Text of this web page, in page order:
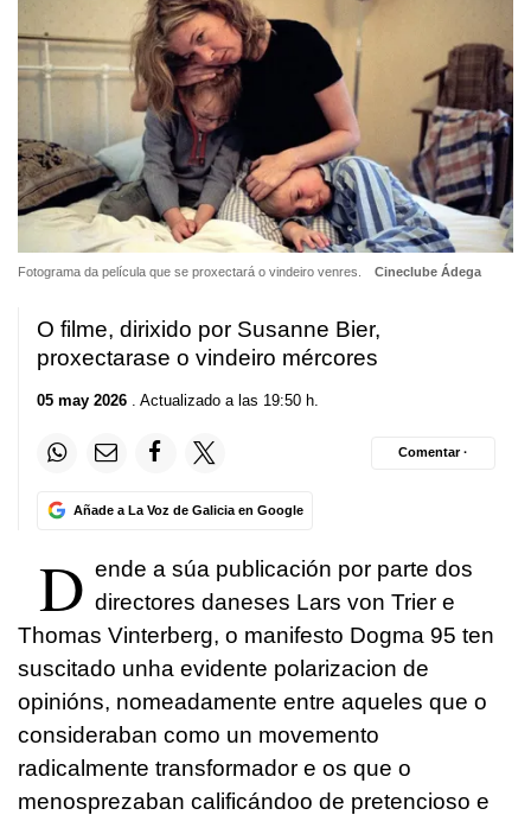
Fotograma da película que se proxectará o vindeiro venres. Cineclube Ádega
O filme, dirixido por Susanne Bier,
proxectarase o vindeiro mércores
05 may 2026 . Actualizado a las 19:50 h.
Añade a La Voz de Galicia en Google
Comentar ·
D ende a súa publicación por parte dos
directores daneses Lars von Trier e
Thomas Vinterberg, o manifesto Dogma 95 ten
suscitado unha evidente polarizacion de
opinións, nomeadamente entre aqueles que o
consideraban como un movemento
radicalmente transformador e os que o
menosprezaban calificándoo de pretencioso e